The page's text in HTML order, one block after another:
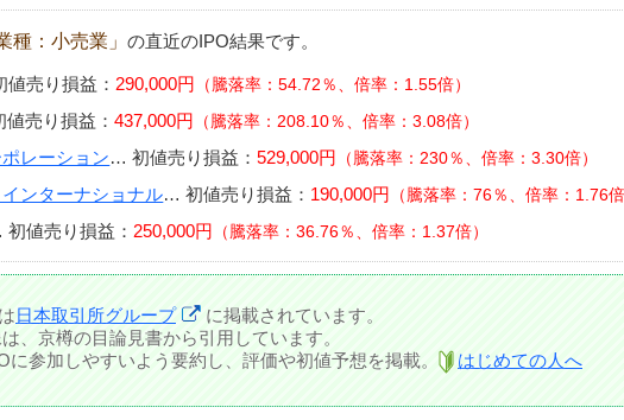
種：小売業」 の直近のIPO結果です。
値売り損益： 290,000円 騰落率：54.72％、倍率：1.55倍
値売り損益：437,000円 騰落率：208.10％、倍率：3.08倍
レーション…初値売り損益：529,000円 騰落率：230％、倍率：3.30倍
ンターナショナル…初値売り損益： 190,000円 騰落率：76％、倍率：1.76
初値売り損益： 250,000円 騰落率：36.76％、倍率：1.37倍
日本取引所グループ
に掲載されています。
、京樽の目論見書から引用しています。
参加しやすいよう要約し、評価や初値予想を掲載。
はじめての人へ